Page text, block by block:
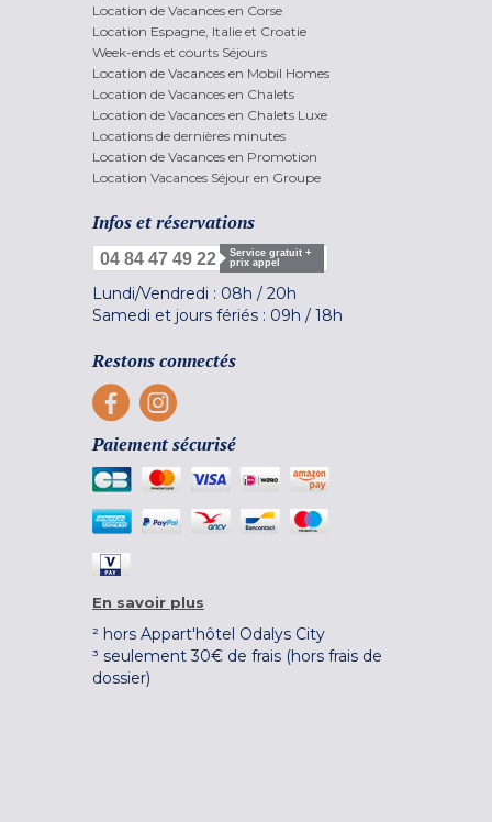
Location de Vacances en Corse
Location Espagne, Italie et Croatie
Week-ends et courts Séjours
Location de Vacances en Mobil Homes
Location de Vacances en Chalets
Location de Vacances en Chalets Luxe
Locations de dernières minutes
Location de Vacances en Promotion
Location Vacances Séjour en Groupe
Infos et réservations
04 84 47 49 22
Service gratuit +
prix appel
Lundi/Vendredi : 08h / 20h
Samedi et jours fériés : 09h / 18h
Restons connectés
Paiement sécurisé
En savoir plus
² hors Appart'hôtel Odalys City
³ seulement 30€ de frais (hors frais de
dossier)